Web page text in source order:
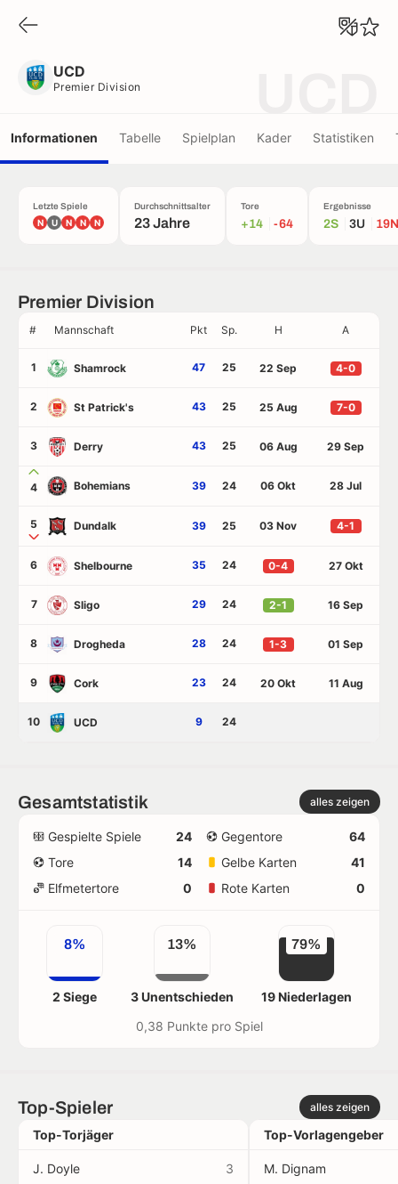
UCD
Premier Division
Informationen Tabelle Spielplan Kader Statistiken
Letzte Spiele
N U N N N
Durchschnittsalter
23 Jahre
Tore
+14 -64
Ergebnisse
2S 3U 19N
Premier Division
# Mannschaft Pkt Sp. H A
1 Shamrock 47 25 22 Sep 4-0
2 St Patrick's 43 25 25 Aug 7-0
3 Derry 43 25 06 Aug 29 Sep
4 Bohemians 39 24 06 Okt 28 Jul
5 Dundalk 39 25 03 Nov 4-1
6 Shelbourne 35 24 0-4 27 Okt
7 Sligo 29 24 2-1 16 Sep
8 Drogheda 28 24 1-3 01 Sep
9 Cork 23 24 20 Okt 11 Aug
10 UCD 9 24
Gesamtstatistik alles zeigen
Gespielte Spiele 24 Gegentore
64
Tore
14 Gelbe Karten
41
Elfmetertore
0 Rote Karten 0
8%
2 Siege
13%
3 Unentschieden
79%
19 Niederlagen
0,38 Punkte pro Spiel
Top-Spieler alles zeigen
Top-Torjäger
J. Doyle 3
Top-Vorlagengeber
M. Dignam